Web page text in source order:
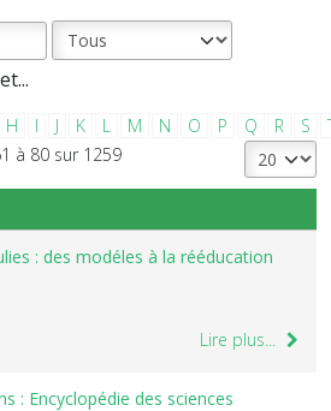
H I J K L M N O P Q R S
à 80 sur 1259
: des modéles à la rééducation
Lire plus...
: Encyclopédie des sciences